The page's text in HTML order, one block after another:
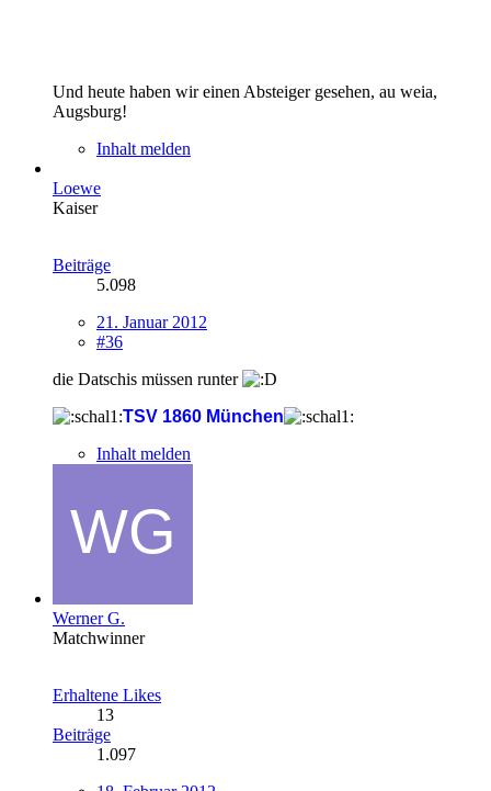
Und heute haben wir einen Absteiger gesehen, au weia,
Augsburg!
Inhalt melden
Loewe
Kaiser
Beiträge
5.098
21. Januar 2012
#36
die Datschis müssen runter
TSV 1860 München
Inhalt melden
Werner G.
Matchwinner
Erhaltene Likes
13
Beiträge
1.097